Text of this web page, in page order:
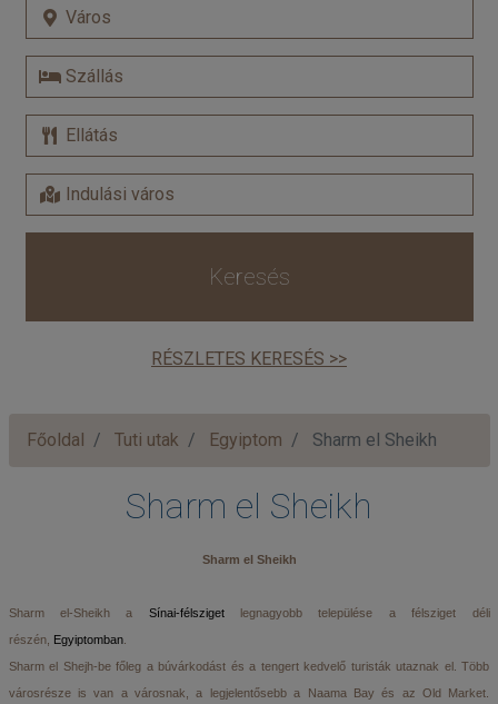
Keresés
RÉSZLETES KERESÉS >>
Főoldal Tuti utak Egyiptom Sharm el Sheikh
Sharm el Sheikh
Sharm el Sheikh
Sharm el-Sheikh a Sínai-félszigetlegnagyobb települése a félsziget déli
részén, Egyiptomban.
Sharm el Shejh-be főleg a búvárkodást és a tengert kedvelő turisták utaznak el. Több
városrésze is van a városnak, a legjelentősebb a Naama Bay és az Old Market.